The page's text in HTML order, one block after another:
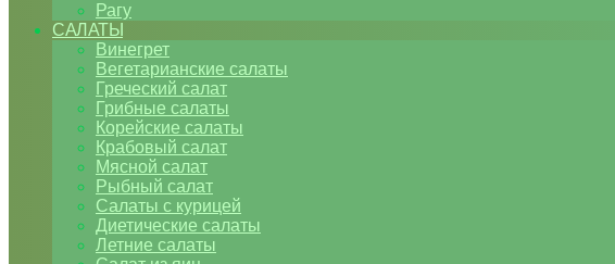
Рагу
САЛАТЫ
Винегрет
Вегетарианские салаты
Греческий салат
Грибные салаты
Корейские салаты
Крабовый салат
Мясной салат
Рыбный салат
Салаты с курицей
Диетические салаты
Летние салаты